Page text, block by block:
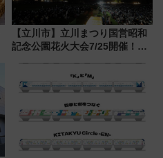
【立川市】立川まつり国営昭和
記念公園花火大会7/25開催！
混雑に要注意、その理由は